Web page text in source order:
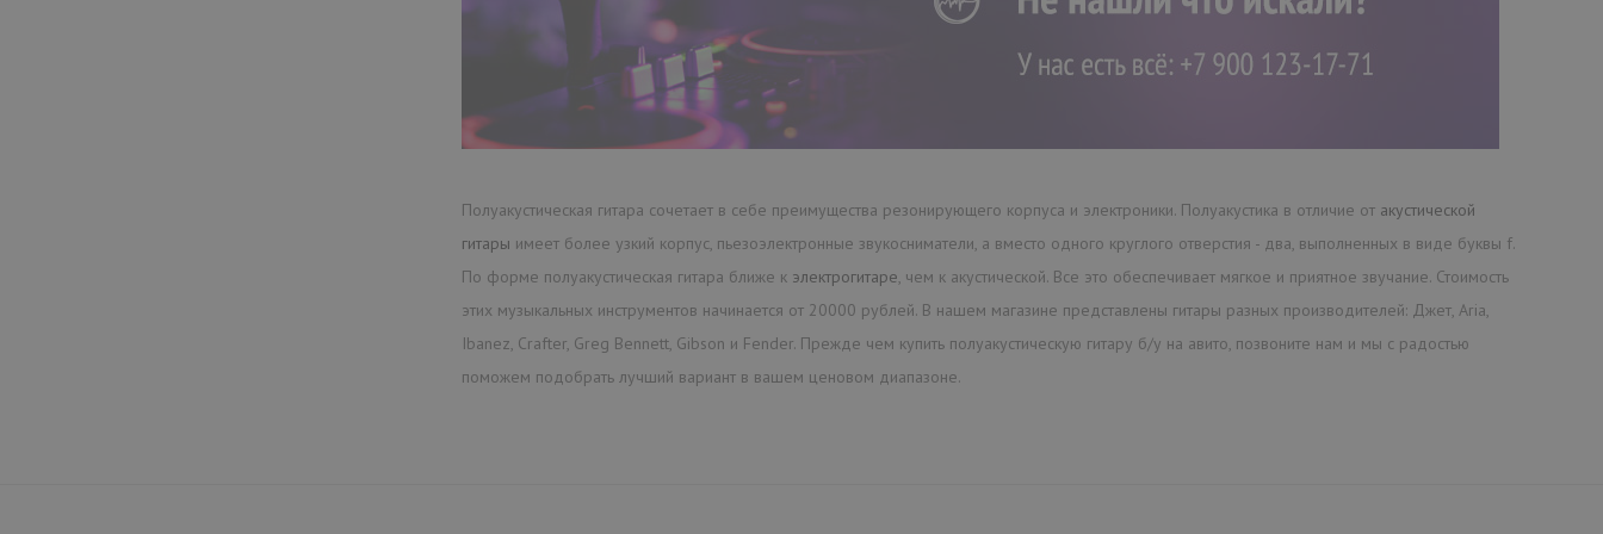
Полуакустическая гитара Godin Montreal Premiere Sunburst RN HG с
КУПИТЬ
Полуакустическая гитара сочетает в себе преимущества резонирующего корпуса и электроники. Полуакустика в отличие от акустической
гитары имеет более узкий корпус, пьезоэлектронные звукосниматели, а вместо одного круглого отверстия - два, выполненных в виде буквы f.
По форме полуакустическая гитара ближе к электрогитаре, чем к акустической. Все это обеспечивает мягкое и приятное звучание. Стоимость
этих музыкальных инструментов начинается от 20000 рублей. В нашем магазине представлены гитары разных производителей: Джет, Aria,
Ibanez, Crafter, Greg Bennett, Gibson и Fender. Прежде чем купить полуакустическую гитару б/у на авито, позвоните нам и мы с радостью
поможем подобрать лучший вариант в вашем ценовом диапазоне.